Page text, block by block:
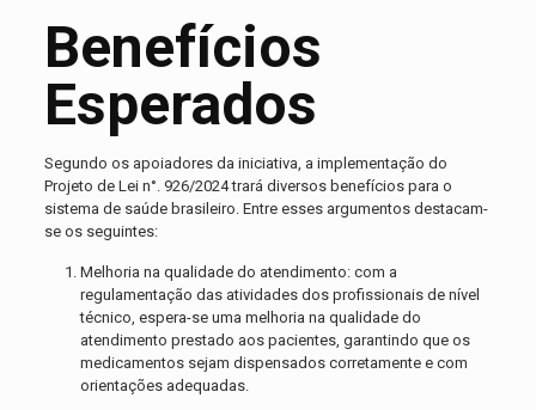
Benefícios
Esperados
Segundo os apoiadores da iniciativa, a implementação do
Projeto de Lei n°. 926/2024 trará diversos benefícios para o
sistema de saúde brasileiro. Entre esses argumentos destacam-
se os seguintes:
Melhoria na qualidade do atendimento: com a
regulamentação das atividades dos profissionais de nível
técnico, espera-se uma melhoria na qualidade do
atendimento prestado aos pacientes, garantindo que os
medicamentos sejam dispensados corretamente e com
orientações adequadas.